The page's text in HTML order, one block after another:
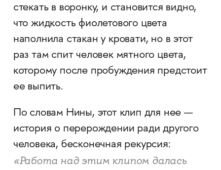
стекать в воронку, и становится видно,
что жидкость фиолетового цвета
наполнила стакан у кровати, но в этот
раз там спит человек мятного цвета,
которому после пробуждения предстоит
ее выпить.
По словам Нины, этот клип для нее —
история о перерождении ради другого
человека, бесконечная рекурсия:
«Работа над этим клипом далась